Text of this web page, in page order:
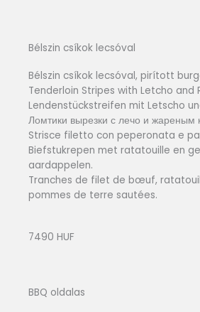
Bélszin csíkok lecsóval
Bélszin csíkok lecsóval, pirított
Tenderloin Stripes with Letcho and
Lendenstückstreifen mit Letscho
Ломтики вырезки с лечо и жареным
Strisce filetto con peperonata e
Biefstukrepen met ratatouille en
aardappelen.
Tranches de filet de bœuf,
pommes de terre sautées.
7490 HUF
BBQ oldalas